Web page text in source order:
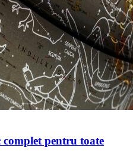
complet pentru toate